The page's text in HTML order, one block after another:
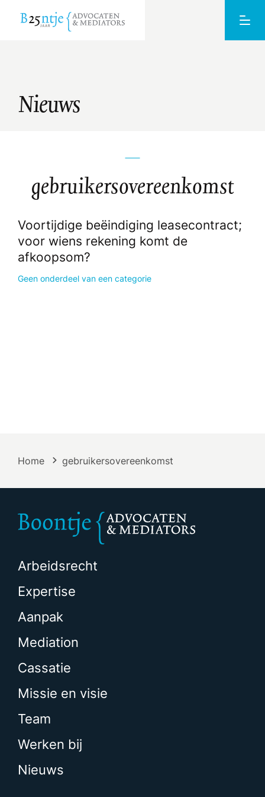
Nieuws
gebruikersovereenkomst
Voortijdige beëindiging leasecontract;
voor wiens rekening komt de
afkoopsom?
Geen onderdeel van een categorie
Home gebruikersovereenkomst
Arbeidsrecht
Expertise
Aanpak
Mediation
Cassatie
Missie en visie
Team
Werken bij
Nieuws